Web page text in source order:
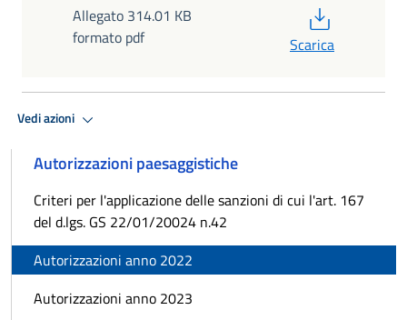
Allegato 314.01 KB
formato pdf
Scarica
Vedi azioni
Autorizzazioni paesaggistiche
Criteri per l'applicazione delle sanzioni di cui l'art. 167
del d.lgs. GS 22/01/20024 n.42
Autorizzazioni anno 2022
Autorizzazioni anno 2023